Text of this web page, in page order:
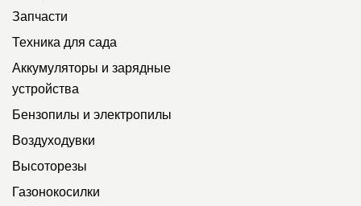
Запчасти
Техника для сада
Аккумуляторы и зарядные
устройства
Бензопилы и электропилы
Воздуходувки
Высоторезы
Газонокосилки